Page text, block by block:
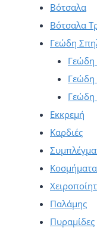
Βότσαλα
Βότσαλα
Γεώδη
Γεώδη
Γεώδη
Γεώδη
Εκκρεμή
Καρδιές
Κοσμήματα
Παλάμης
Πυραμίδες